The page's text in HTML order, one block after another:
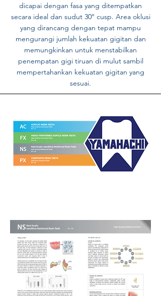
dicapai dengan fasa yang ditempatkan
secara ideal dan sudut 30° cusp. Area oklusi
yang dirancang dengan tepat mampu
mengurangi jumlah kekuatan gigitan dan
memungkinkan untuk menstabilkan
penempatan gigi tiruan di mulut sambil
mempertahankan kekuatan gigitan yang
sesuai.